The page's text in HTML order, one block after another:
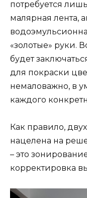
потребуется
малярная лента,
«золотые» руки.
будет
для покраски
немаловажно, в
каждого
Как правило,
нацелена на
– это
корректировка